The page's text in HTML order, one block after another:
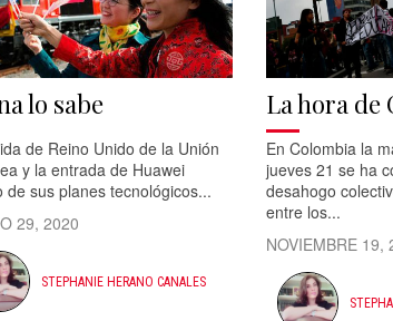
lo sabe
de Reino Unido de la Unión
y la entrada de Huawei
de sus planes tecnológicos...
29, 2020
STEPHANIE HERANO CANALES
La hora de
En Colombia la
jueves 21 se ha
desahogo
entre los...
NOVIEMBRE 19,